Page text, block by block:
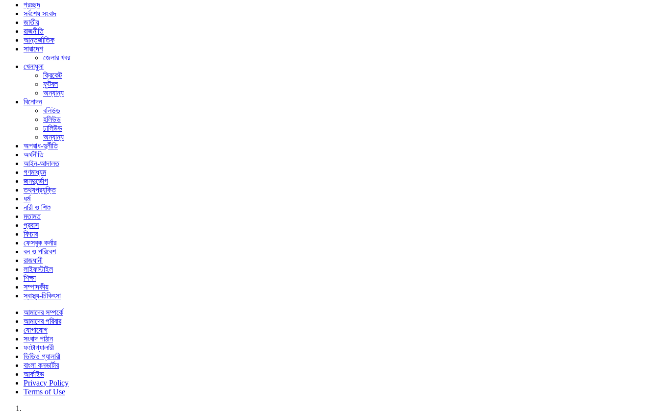
প্রচ্ছদ
সর্বশেষ সংবাদ
জাতীয়
রাজনীতি
আন্তর্জাতিক
সারাদেশ
জেলার খবর
খেলাধুলা
ক্রিকেট
ফুটবল
অন্যান্য
বিনোদন
বলিউড
হলিউড
ঢালিউড
অন্যান্য
অপরাধ-দুর্নীতি
অর্থনীতি
আইন-আদালত
গণমাধ্যম
জনদুর্ভোগ
তথ্যপ্রযুক্তি
ধর্ম
নারী ও শিশু
মতামত
প্রবাস
ফিচার
ফেসবুক কর্নার
বন ও পরিবেশ
রাজধানী
লাইফস্টাইল
শিক্ষা
সম্পাদকীয়
স্বাস্থ্য-চিকিৎসা
আমাদের সম্পর্কে
আমাদের পরিবার
যোগাযোগ
সংবাদ পাঠান
ফটোগ্যালারী
ভিডিও গ্যালারী
বাংলা কনভার্টার
আর্কাইভ
Privacy Policy
Terms of Use